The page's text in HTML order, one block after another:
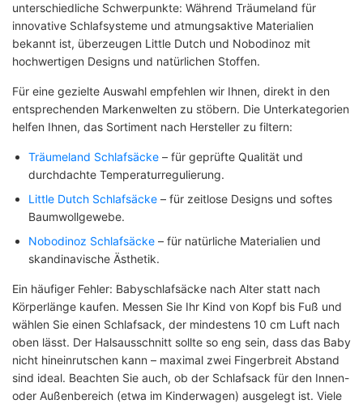
unterschiedliche Schwerpunkte: Während Träumeland für
innovative Schlafsysteme und atmungsaktive Materialien
bekannt ist, überzeugen Little Dutch und Nobodinoz mit
hochwertigen Designs und natürlichen Stoffen.
Für eine gezielte Auswahl empfehlen wir Ihnen, direkt in den
entsprechenden Markenwelten zu stöbern. Die Unterkategorien
helfen Ihnen, das Sortiment nach Hersteller zu filtern:
Träumeland Schlafsäcke – für geprüfte Qualität und
durchdachte Temperaturregulierung.
Little Dutch Schlafsäcke – für zeitlose Designs und softes
Baumwollgewebe.
Nobodinoz Schlafsäcke – für natürliche Materialien und
skandinavische Ästhetik.
Ein häufiger Fehler: Babyschlafsäcke nach Alter statt nach
Körperlänge kaufen. Messen Sie Ihr Kind von Kopf bis Fuß und
wählen Sie einen Schlafsack, der mindestens 10 cm Luft nach
oben lässt. Der Halsausschnitt sollte so eng sein, dass das Baby
nicht hineinrutschen kann – maximal zwei Fingerbreit Abstand
sind ideal. Beachten Sie auch, ob der Schlafsack für den Innen-
oder Außenbereich (etwa im Kinderwagen) ausgelegt ist. Viele